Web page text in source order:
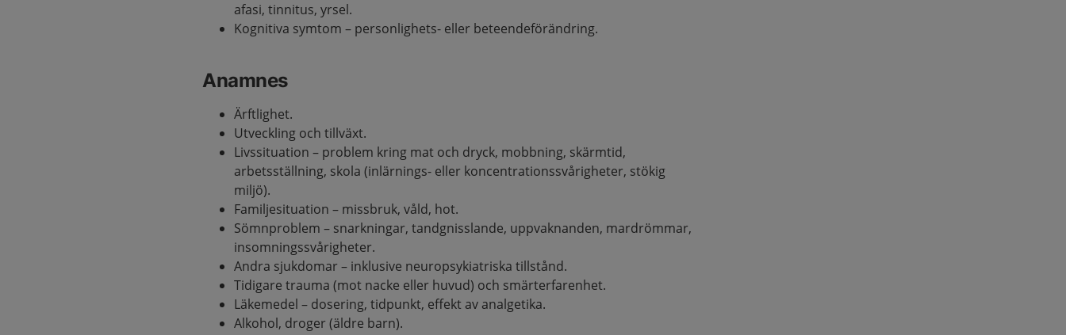
afasi, tinnitus, yrsel.
Kognitiva symtom – personlighets- eller beteendeförändring.
Anamnes
Ärftlighet.
Utveckling och tillväxt.
Livssituation – problem kring mat och dryck, mobbning, skärmtid,
arbetsställning, skola (inlärnings- eller koncentrationssvårigheter, stökig
miljö).
Familjesituation – missbruk, våld, hot.
Sömnproblem – snarkningar, tandgnisslande, uppvaknanden, mardrömmar,
insomningssvårigheter.
Andra sjukdomar – inklusive neuropsykiatriska tillstånd.
Tidigare trauma (mot nacke eller huvud) och smärterfarenhet.
Läkemedel – dosering, tidpunkt, effekt av analgetika.
Alkohol, droger (äldre barn).